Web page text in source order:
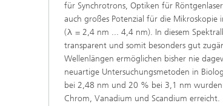
für Synchrotrons, Optiken für
auch großes Potenzial für die Mikroskopie
(λ = 2,4 nm ... 4,4 nm). In diesem
transparent und somit besonders gut
Wellenlängen ermöglichen bisher nie
neuartige Untersuchungsmetoden in
bei 2,48 nm und 20 % bei 3,1 nm wurden
Chrom, Vanadium und Scandium erreicht.